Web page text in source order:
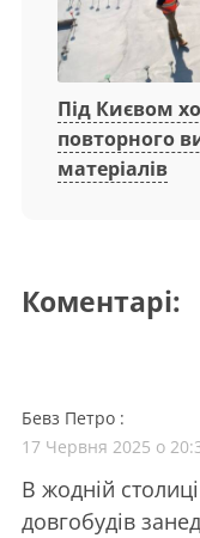
Під Києвом
повторного
матеріалів
Коментарі:
Бевз Петро :
17 Червня 2025 о
В жодній
довгобудів